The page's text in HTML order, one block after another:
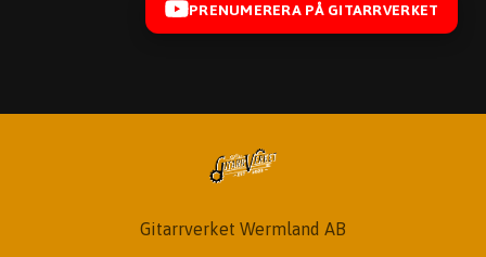
PRENUMERERA PÅ GITARRVERKET
Gitarrverket Wermland AB